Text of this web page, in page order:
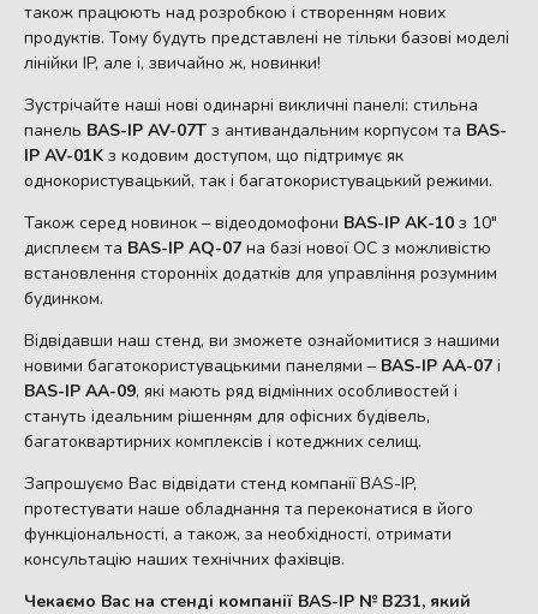
також працюють над розробкою і створенням нових
продуктів. Тому будуть представлені не тільки базові моделі
лінійки IP, але і, звичайно ж, новинки!
Зустрічайте наші нові одинарні викличні панелі: стильна
панель BAS-IP AV-07T з антивандальним корпусом та BAS-
IP AV-01K з кодовим доступом, що підтримує як
однокористувацький, так і багатокористувацький режими.
Також серед новинок – відеодомофони BAS-IP AK-10 з 10″
дисплеєм та BAS-IP AQ-07 на базі нової ОС з можливістю
встановлення сторонніх додатків для управління розумним
будинком.
Відвідавши наш стенд, ви зможете ознайомитися з нашими
новими багатокористувацькими панелями – BAS-IP AA-07 і
BAS-IP AA-09, які мають ряд відмінних особливостей і
стануть ідеальним рішенням для офісних будівель,
багатоквартирних комплексів і котеджних селищ.
Запрошуємо Вас відвідати стенд компанії BAS-IP,
протестувати наше обладнання та переконатися в його
функціональності, а також, за необхідності, отримати
консультацію наших технічних фахівців.
Чекаємо Вас на стенді компанії BAS-IP № B231, який